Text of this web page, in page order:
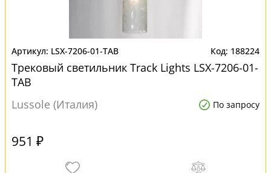
LSX-7206-01-TAB 188224
Трековый светильник Track Lights LSX-7206-01-
TAB
Lussole (Италия)
По запросу
951 ₽